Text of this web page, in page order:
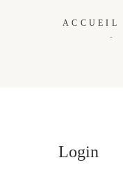
ACCUEIL
Login